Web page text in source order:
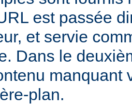
est passée
et servie
Dans le
manquant
plan.